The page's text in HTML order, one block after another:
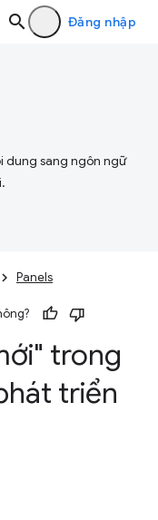
Đăng nhập
dung sang ngôn ngữ
Panels
trong
triển